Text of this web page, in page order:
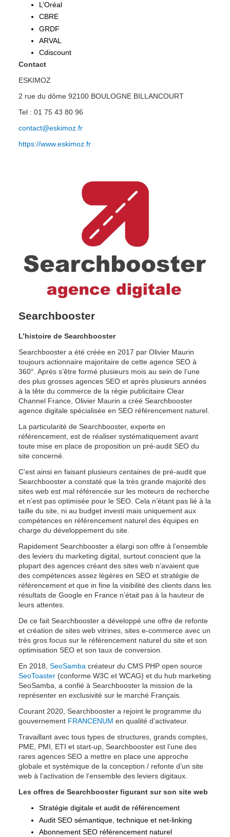
L’Oréal
CBRE
GRDF
ARVAL
Cdiscount
Contact
ESKIMOZ
2 rue du dôme 92100 BOULOGNE BILLANCOURT
Tel : 01 75 43 80 96
contact@eskimoz.fr
https://www.eskimoz.fr
Searchbooster
L’histoire de Searchbooster
Searchbooster a été créée en 2017 par Olivier Maurin
toujours actionnaire majoritaire de cette agence SEO à
360°. Après s’être formé plusieurs mois au sein de l’une
des plus grosses agences SEO et après plusieurs années
à la tête du commerce de la régie publicitaire Clear
Channel France, Olivier Maurin a créé Searchbooster
agence digitale spécialisée en SEO référencement naturel.
La particularité de Searchbooster, experte en
référencement, est de réaliser systématiquement avant
toute mise en place de proposition un pré-audit SEO du
site concerné.
C’est ainsi en faisant plusieurs centaines de pré-audit que
Searchbooster a constaté que la très grande majorité des
sites web est mal référencée sur les moteurs de recherche
et n’est pas optimisée pour le SEO. Cela n’étant pas lié à la
taille du site, ni au budget investi mais uniquement aux
compétences en référencement naturel des équipes en
charge du développement du site.
Rapidement Searchbooster a élargi son offre à l’ensemble
des leviers du marketing digital, surtout conscient que la
plupart des agences créant des sites web n’avaient que
des compétences assez légères en SEO et stratégie de
référencement et que in fine la visibilité des clients dans les
résultats de Google en France n’était pas à la hauteur de
leurs attentes.
De ce fait Searchbooster a développé une offre de refonte
et création de sites web vitrines, sites e-commerce avec un
très gros focus sur le référencement naturel du site et son
optimisation SEO et son taux de conversion.
En 2018, SeoSamba
créateur du CMS PHP open source
SeoToaster (conforme W3C et WCAG) et du hub marketing
SeoSamba, a confié à Searchbooster la mission de la
représenter en exclusivité sur le marché Français.
Courant 2020, Searchbooster a rejoint le programme du
gouvernement FRANCENUM en qualité d’activateur.
Travaillant avec tous types de structures, grands comptes,
PME, PMI, ETI et start-up, Searchbooster est l’une des
rares agences SEO a mettre en place une approche
globale et systémique de la conception / refonte d’un site
web à l’activation de l’ensemble des leviers digitaux.
Les offres de Searchbooster figurant sur son site web
Stratégie digitale et audit de référencement
Audit SEO sémantique, technique et net-linking
Abonnement SEO référencement naturel